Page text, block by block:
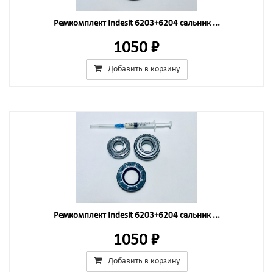
Ремкомплект Indesit 6203+6204 сальник ...
1050 ₽
Добавить в корзину
Ремкомплект Indesit 6203+6204 сальник ...
1050 ₽
Добавить в корзину